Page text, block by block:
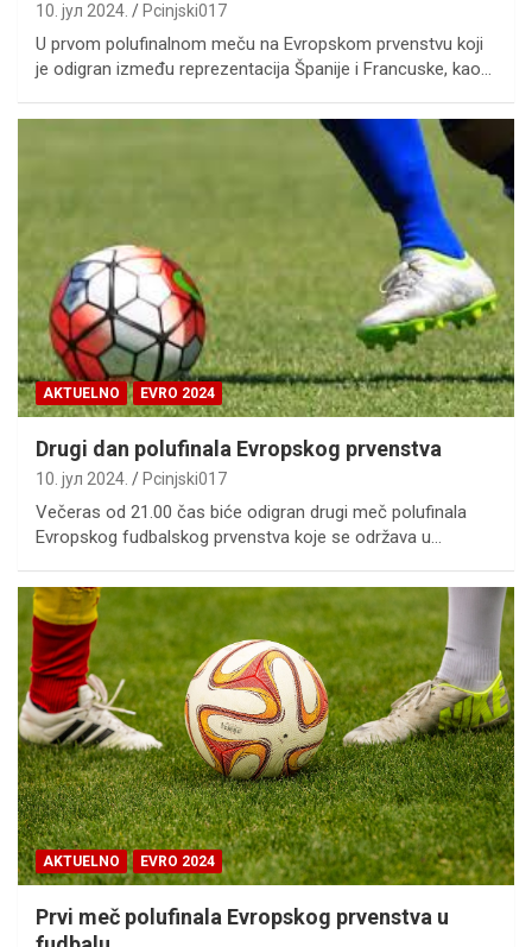
10. јул 2024. Pcinjski017
U prvom polufinalnom meču na Evropskom prvenstvu koji
je odigran između reprezentacija Španije i Francuske, kao…
AKTUELNO EVRO 2024
Drugi dan polufinala Evropskog prvenstva
10. јул 2024. Pcinjski017
Večeras od 21.00 čas biće odigran drugi meč polufinala
Evropskog fudbalskog prvenstva koje se održava u…
AKTUELNO EVRO 2024
Prvi meč polufinala Evropskog prvenstva u